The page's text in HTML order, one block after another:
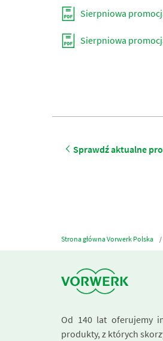
Sierpniowa
Sierpniowa
Sprawdź aktualne
Strona główna Vorwerk Polska
Od 140 lat oferujemy
produkty, z których